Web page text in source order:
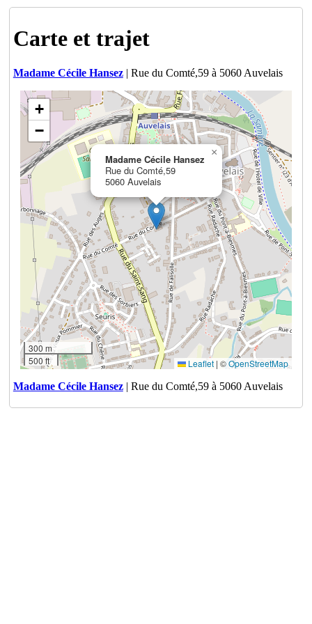
Carte et trajet
Madame Cécile Hansez| Rue du Comté,59 à 5060 Auvelais
Madame Cécile Hansez
Rue du Comté,59
5060 Auvelais
×
+
−
300 m
500 ft
Leaflet | ©OpenStreetMap
Madame Cécile Hansez| Rue du Comté,59 à 5060 Auvelais